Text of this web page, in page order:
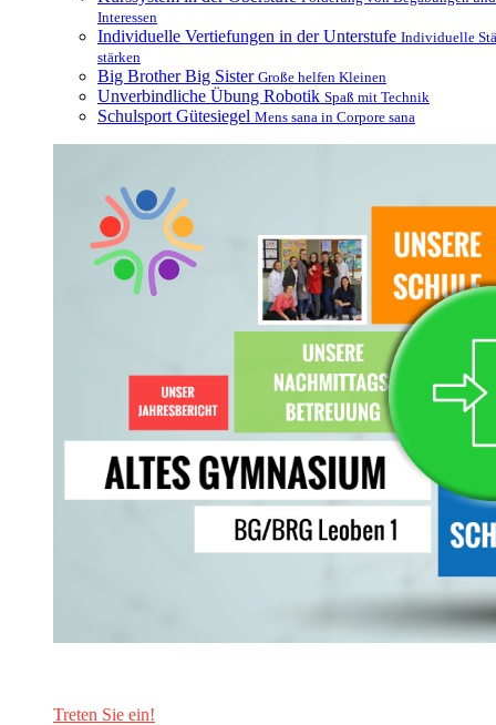
Interessen
Individuelle Vertiefungen in der Unterstufe Individuelle
stärken
Big Brother Big Sister Große helfen Kleinen
Unverbindliche Übung Robotik Spaß mit Technik
Schulsport Gütesiegel Mens sana in Corpore sana
Treten Sie ein!